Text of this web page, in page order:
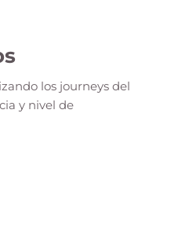
los journeys del
y nivel de